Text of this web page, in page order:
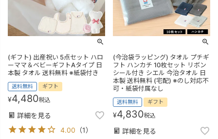
(ギフト) 出産祝い 5点セット ハロ
ーママ＆ベビーギフトAタイプ 日
本製 タオル 送料無料 ※紙袋付き
送料無料 ギフト
¥4,480税込
詳細を見る
4.00 （1）
(今治袋ラッピング) タオル プチギ
フト ハンカチ 10枚セット リボン
シール付き シエル 今治タオル 日
本製 送料無料 (宅配) ※のし対応不
可・紙袋付属なし
送料無料 ギフト
¥4,830税込
詳細を見る